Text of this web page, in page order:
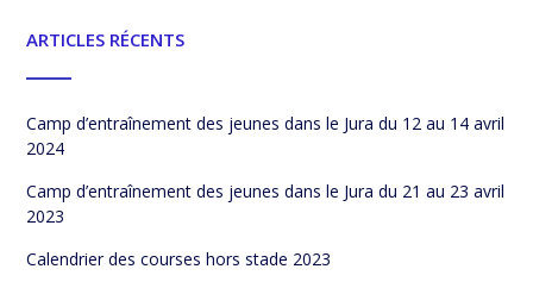
ARTICLES RÉCENTS
Camp d’entraînement des jeunes dans le Jura du 12 au 14 avril
2024
Camp d’entraînement des jeunes dans le Jura du 21 au 23 avril
2023
Calendrier des courses hors stade 2023